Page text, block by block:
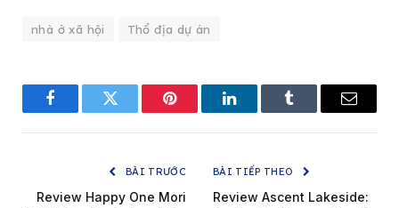
nhà ở xã hội Thổ địa dự án
FacebookTwitter Pinterest LinkedInTumblr Email
BÀI TRƯỚC
Review Happy One Mori
BÀI TIẾP THEO
Review Ascent Lakeside: